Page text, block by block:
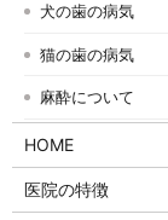
犬の歯の病気
猫の歯の病気
麻酔について
HOME
医院の特徴